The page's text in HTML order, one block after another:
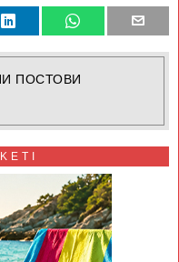
ПОСТОВИ